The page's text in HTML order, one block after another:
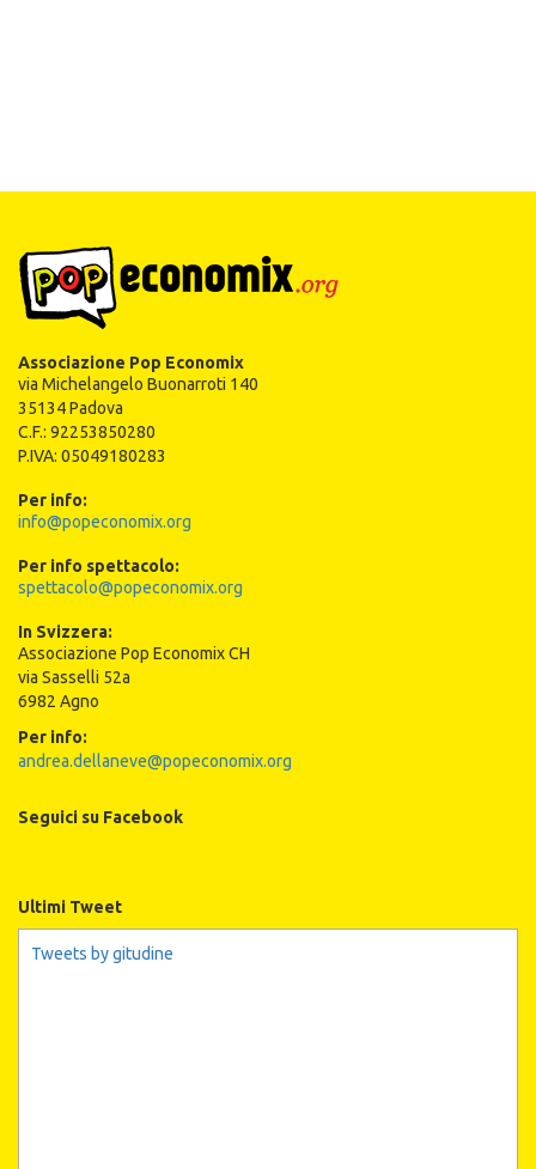
Associazione Pop Economix
via Michelangelo Buonarroti 140
35134 Padova
C.F.: 92253850280
P.IVA: 05049180283
Per info:
info@popeconomix.org
Per info spettacolo:
spettacolo@popeconomix.org
In Svizzera:
Associazione Pop Economix CH
via Sasselli 52a
6982 Agno
Per info:
andrea.dellaneve@popeconomix.org
Seguici su Facebook
Ultimi Tweet
Tweets by gitudine